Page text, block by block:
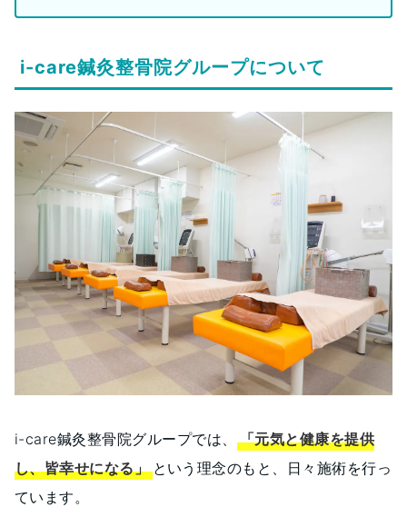
i-care鍼灸整骨院グループについて
i-care鍼灸整骨院グループでは、
「元気と健康を提供
し、皆幸せになる」という理念のもと、日々施術を行っ
ています。